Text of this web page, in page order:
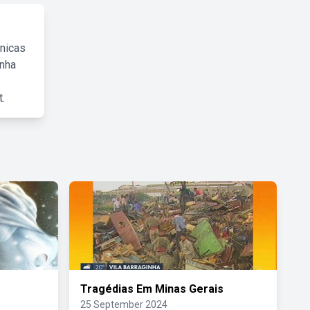
Tragédias Em Minas Gerais
25 September 2024